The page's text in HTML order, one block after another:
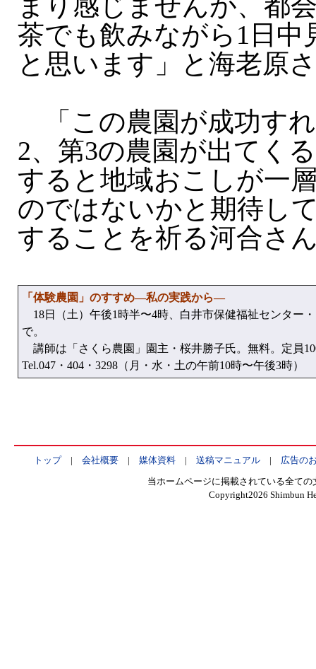
茶でも飲みながら1日中
と思います」と海老原
「この農園が成功す
2、第3の農園が出てく
すると地域おこしが一
のではないかと期待し
することを祈る河合さ
「体験農園」のすすめ—私の実践から—
18日（土）午後1時半〜4時、白井市保健福祉センター
で。
講師は「さくら農園」園主・桜井勝子氏。無料。定員
Tel.047・404・3298（月・水・土の午前10時〜午後3時）
トップ| 会社概要| 媒体資料| 送稿マニュアル| 広告の
当ホームページに掲載されている全て
Copyright2026 Shimbun